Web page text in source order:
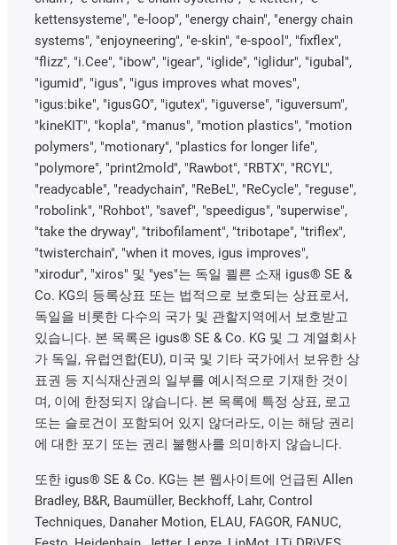
kettensysteme", "e-loop", "energy chain", "energy chain
systems", "enjoyneering", "e-skin", "e-spool", "fixflex",
"flizz", "i.Cee", "ibow", "igear", "iglide", "iglidur", "igubal",
"igumid", "igus", "igus improves what moves",
"igus:bike", "igusGO", "igutex", "iguverse", "iguversum",
"kineKIT", "kopla", "manus", "motion plastics", "motion
polymers", "motionary", "plastics for longer life",
"polymore", "print2mold", "Rawbot", "RBTX", "RCYL",
"readycable", "readychain", "ReBeL", "ReCycle", "reguse",
"robolink", "Rohbot", "savef", "speedigus", "superwise",
"take the dryway", "tribofilament", "tribotape", "triflex",
"twisterchain", "when it moves, igus improves",
"xirodur", "xiros" 및 "yes"는 독일 쾰른 소재 igus® SE &
Co. KG의 등록상표 또는 법적으로 보호되는 상표로서,
독일을 비롯한 다수의 국가 및 관할지역에서 보호받고
있습니다. 본 목록은 igus® SE & Co. KG 및 그 계열회사
가 독일, 유럽연합(EU), 미국 및 기타 국가에서 보유한 상
표권 등 지식재산권의 일부를 예시적으로 기재한 것이
며, 이에 한정되지 않습니다. 본 목록에 특정 상표, 로고
또는 슬로건이 포함되어 있지 않더라도, 이는 해당 권리
에 대한 포기 또는 권리 불행사를 의미하지 않습니다.
또한 igus® SE & Co. KG는 본 웹사이트에 언급된 Allen
Bradley, B&R, Baumüller, Beckhoff, Lahr, Control
Techniques, Danaher Motion, ELAU, FAGOR, FANUC,